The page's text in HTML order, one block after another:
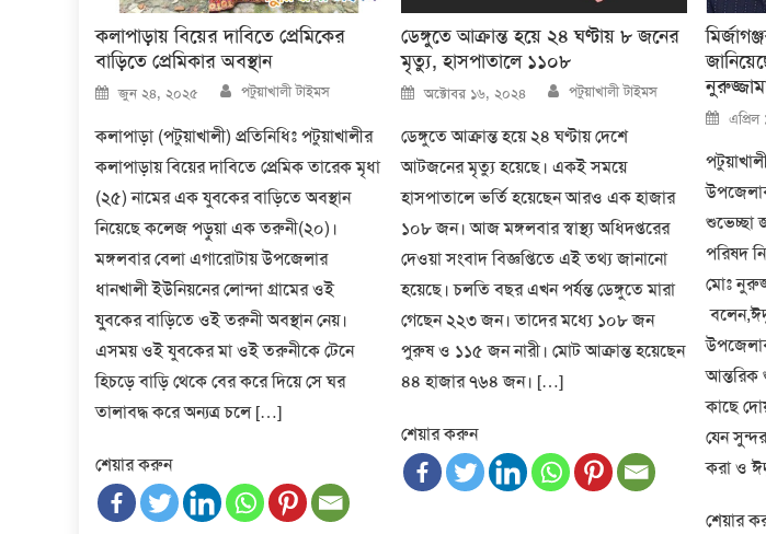
কলাপাড়ায় বিয়ের দাবিতে প্রেমিকের
বাড়িতে প্রেমিকার অবস্থান
Posted
on
জুন ২৪, ২০২৫ Author
পটুয়াখালী টাইমস
কলাপাড়া (পটুয়াখালী) প্রতিনিধিঃ পটুয়াখালীর
কলাপাড়ায় বিয়ের দাবিতে প্রেমিক তারেক মৃধা
(২৫) নামের এক যুবকের বাড়িতে অবস্থান
নিয়েছে কলেজ পড়ুয়া এক তরুনী(২০)।
মঙ্গলবার বেলা এগারোটায় উপজেলার
ধানখালী ইউনিয়নের লোন্দা গ্রামের ওই
যু্বকের বাড়িতে ওই তরুনী অবস্থান নেয়।
এসময় ওই যুবকের মা ওই তরুনীকে টেনে
হিচড়ে বাড়ি থেকে বের করে দিয়ে সে ঘর
তালাবদ্ধ করে অন্যত্র চলে […]
শেয়ার করুন
ডেঙ্গুতে আক্রান্ত হয়ে ২৪ ঘণ্টায় ৮ জনের
মৃত্যু, হাসপাতালে ১১০৮
Posted
on
অক্টোবর ১৬, ২০২৪ Author
পটুয়াখালী টাইমস
ডেঙ্গুতে আক্রান্ত হয়ে ২৪ ঘণ্টায় দেশে
আটজনের মৃত্যু হয়েছে। একই সময়ে
হাসপাতালে ভর্তি হয়েছেন আরও এক হাজার
১০৮ জন। আজ মঙ্গলবার স্বাস্থ্য অধিদপ্তরের
দেওয়া সংবাদ বিজ্ঞপ্তিতে এই তথ্য জানানো
হয়েছে। চলতি বছর এখন পর্যন্ত ডেঙ্গুতে মারা
গেছেন ২২৩ জন। তাদের মধ্যে ১০৮ জন
পুরুষ ও ১১৫ জন নারী। মোট আক্রান্ত হয়েছেন
৪৪ হাজার ৭৬৪ জন। […]
শেয়ার করুন
on
শুভেচ্ছা
পরিষদ
মোঃ
আন্তরিক
কাছে
যেন
করা ও
শেয়ার